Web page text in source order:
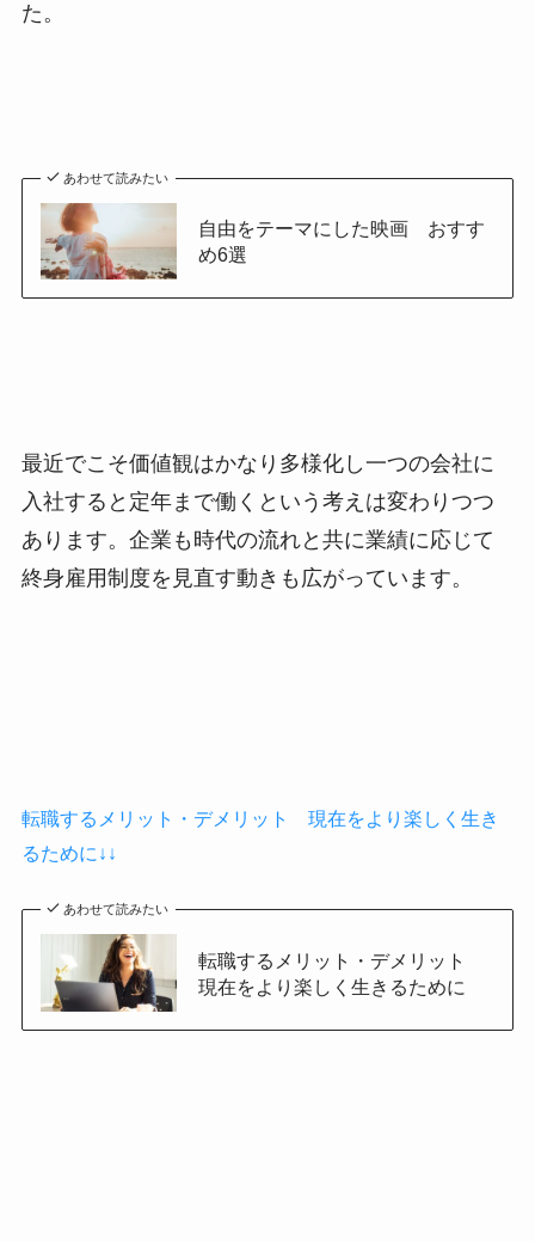
た。
あわせて読みたい
自由をテーマにした映画 おすす
め6選
最近でこそ価値観はかなり多様化し一つの会社に
入社すると定年まで働くという考えは変わりつつ
あります。企業も時代の流れと共に業績に応じて
終身雇用制度を見直す動きも広がっています。
転職するメリット・デメリット 現在をより楽しく生き
るために↓↓
あわせて読みたい
転職するメリット・デメリット
現在をより楽しく生きるために